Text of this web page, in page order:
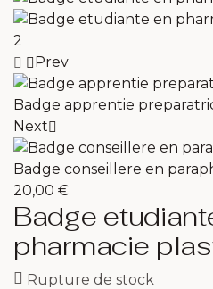
Prev
Badge apprentie
Next
Badge conseillere en
20,00 €
Badge
pharmacie
Rupture de stock